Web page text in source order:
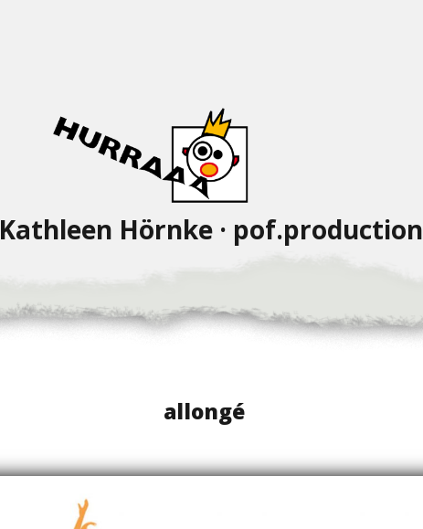
Kathleen Hörnke · pof.production
allongé